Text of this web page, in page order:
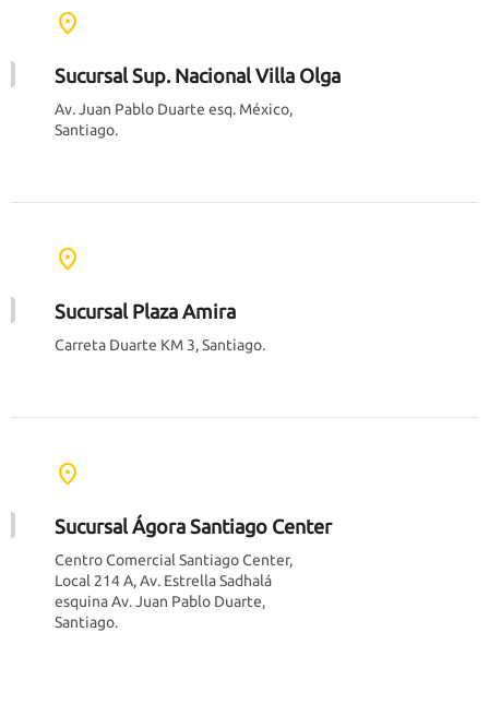
location_on
Sucursal Sup. Nacional Villa Olga
Av. Juan Pablo Duarte esq. México,
Santiago.
location_on
Sucursal Plaza Amira
Carreta Duarte KM 3, Santiago.
location_on
Sucursal Ágora Santiago Center
Centro Comercial Santiago Center,
Local 214 A, Av. Estrella Sadhalá
esquina Av. Juan Pablo Duarte,
Santiago.